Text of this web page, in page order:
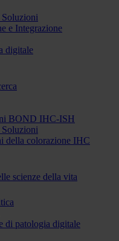
Soluzioni
e Integrazione
digitale
BOND IHC-ISH
Soluzioni
della colorazione IHC
scienze della vita
di patologia digitale